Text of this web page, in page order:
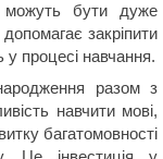
можуть бути дуже
закріпити
у процесі навчання.
разом з
навчити мові,
багатомовності